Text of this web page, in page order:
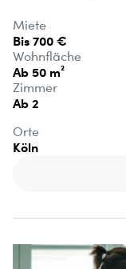
Miete
Bis 700 €
Wohnfläche
Ab 50 m²
Zimmer
Ab 2
Orte
Köln